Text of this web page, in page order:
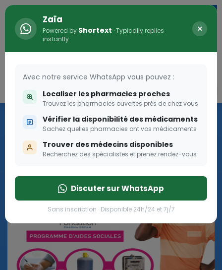
Les aides sociales Pharma
Dream
Les aides sociales Pharma Dream, des aides qui tombent à
Go
Zaïa
Powered by Shortext · Typically replies
instantly
×
Avec notre service WhatsApp vous pouvez :
Localiser les pharmacies proches
Trouvez les pharmacies ouvertes près de chez vous
Vérifier la disponibilité des médicaments
Sachez quelles pharmacies ont vos médicaments
Trouver des médecins disponibles
Recherchez des spécialistes et prenez rendez-vous
Discuter sur WhatsApp
Sans inscription · Disponible 24h/24 et 7j/7